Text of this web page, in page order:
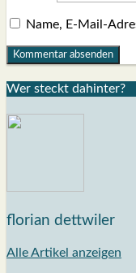
Name, E-Mail-
Wer steckt dahin­ter?
florian dettwiler
Alle Artikel anzeigen